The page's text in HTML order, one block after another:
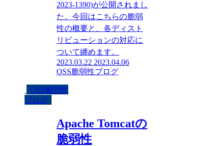
2023-1390)が公開されまし
た。今回はこちらの脆弱
性の概要と、各ディスト
リビューションの対応に
ついて纏めます。
2023.03.22 2023.04.06
OSS脆弱性ブログ
OSS脆弱性
ブログ
Apache Tomcatの
脆弱性